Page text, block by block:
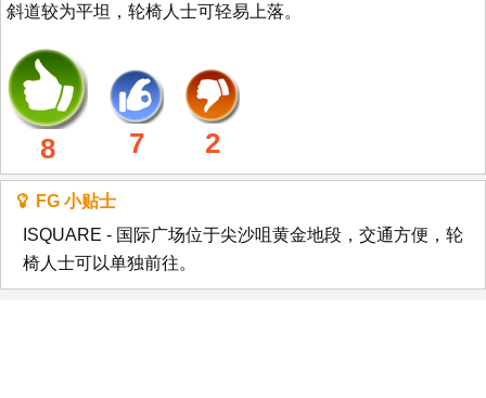
斜道较为平坦，轮椅人士可轻易上落。
8 7 2
FG 小贴士
ISQUARE - 国际广场位于尖沙咀黄金地段，交通方便，轮
椅人士可以单独前往。